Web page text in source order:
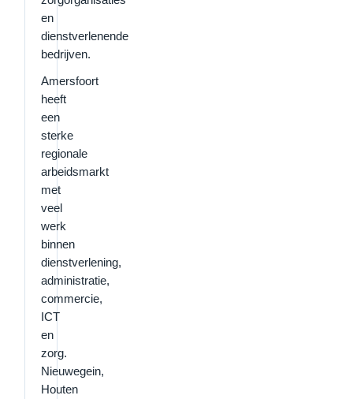
en
dienstverlenende
bedrijven.
Amersfoort
heeft
een
sterke
regionale
arbeidsmarkt
met
veel
werk
binnen
dienstverlening,
administratie,
commercie,
ICT
en
zorg.
Nieuwegein,
Houten